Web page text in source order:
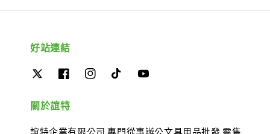
好站連結
關於誼特
誼特企業有限公司 專門從事辦公文具用品批發 零售